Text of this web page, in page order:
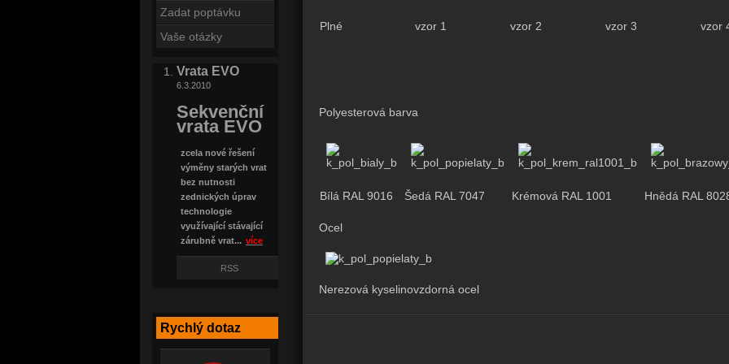
Zadat poptávku
Vaše otázky
Vrata EVO
6.3.2010
Sekvenční
vrata EVO
zcela nové řešení
výměny starých vrat
bez nutnosti
zednických úprav
technologie
využívající stávající
zárubně vrat... více
RSS
Rychlý dotaz
Plné vzor 1 vzor 2 vzor 3 vzor
Polyesterová barva
Bílá RAL 9016 Šedá RAL 7047 Krémová RAL 1001 Hnědá RAL
Ocel
Nerezová kyselinovzdorná ocel